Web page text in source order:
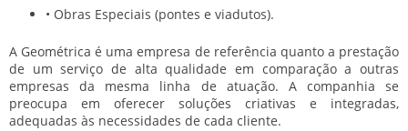
• Obras Especiais (pontes e viadutos).
A Geométrica é uma empresa de referência quanto a prestação
de um serviço de alta qualidade em comparação a outras
empresas da mesma linha de atuação. A companhia se
preocupa em oferecer soluções criativas e integradas,
adequadas às necessidades de cada cliente.